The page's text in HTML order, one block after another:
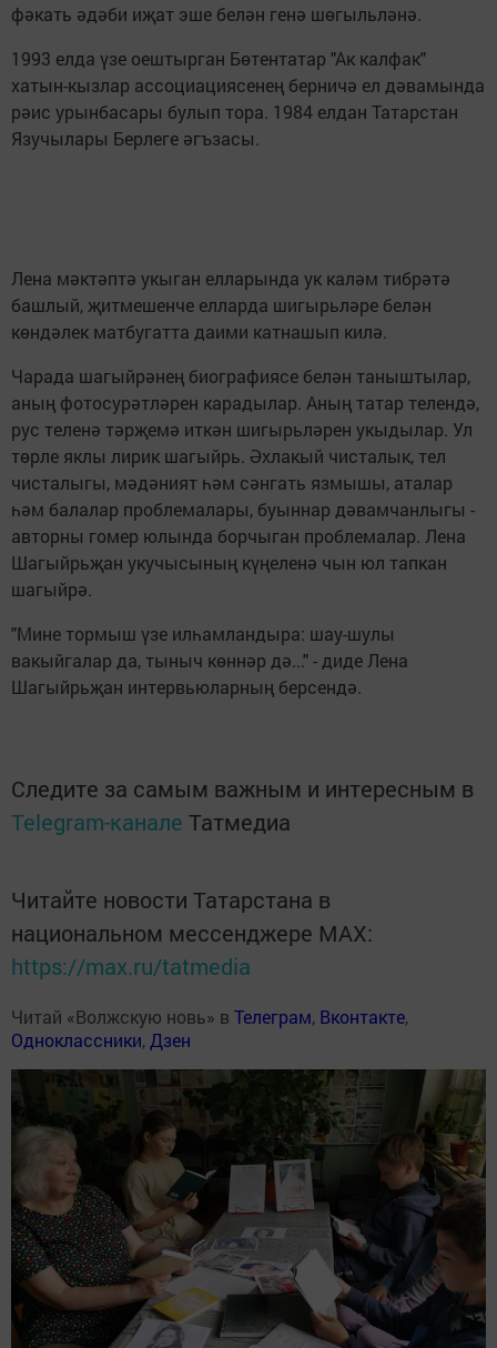
фәкать әдәби иҗат эше белән генә шөгыльләнә.
1993 елда үзе оештырган Бөтентатар "Ак калфак"
хатын-кызлар ассоциациясенең берничә ел дәвамында
рәис урынбасары булып тора. 1984 елдан Татарстан
Язучылары Берлеге әгъзасы.
Лена мәктәптә укыган елларында ук каләм тибрәтә
башлый, җитмешенче елларда шигырьләре белән
көндәлек матбугатта даими катнашып килә.
Чарада шагыйрәнең биографиясе белән таныштылар,
аның фотосурәтләрен карадылар. Аның татар телендә,
рус теленә тәрҗемә иткән шигырьләрен укыдылар. Ул
төрле яклы лирик шагыйрь. Әхлакый чисталык, тел
чисталыгы, мәдәният һәм сәнгать язмышы, аталар
һәм балалар проблемалары, буыннар дәвамчанлыгы -
авторны гомер юлында борчыган проблемалар. Лена
Шагыйрьҗан укучысының күңеленә чын юл тапкан
шагыйрә.
"Мине тормыш үзе илһамландыра: шау-шулы
вакыйгалар да, тыныч көннәр дә..." - диде Лена
Шагыйрьҗан интервьюларның берсендә.
Следите за самым важным и интересным в
Telegram-канале Татмедиа
Читайте новости Татарстана в
национальном мессенджере MАХ:
https://max.ru/tatmedia
Читай «Волжскую новь» в Телеграм, Вконтакте,
Одноклассники, Дзен